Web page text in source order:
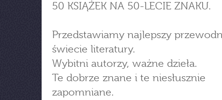
50 KSIĄŻEK NA 50-LECIE ZNAKU.
Przedstawiamy najlepszy
świecie literatury.
Wybitni autorzy, ważne dzieła.
Te dobrze znane i te niesłusznie
zapomniane.